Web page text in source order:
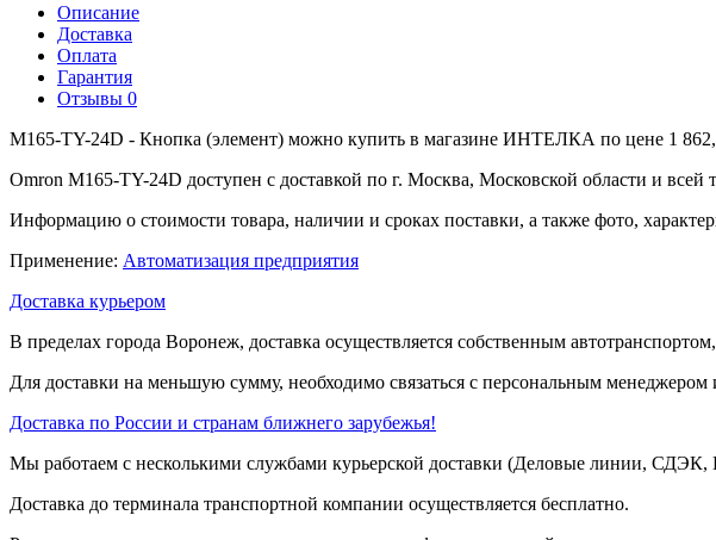
Описание
Доставка
Оплата
Гарантия
Отзывы 0
M165-TY-24D - Кнопка (элемент) можно купить в магазине ИНТЕЛКА по цене 1
Omron M165-TY-24D доступен с доставкой по г. Москва, Московской области и всей
Информацию о стоимости товара, наличии и сроках поставки, а также фото,
Применение: Автоматизация предприятия
Доставка курьером
В пределах города Воронеж, доставка осуществляется собственным
Для доставки на меньшую сумму, необходимо связаться с персональным менеджером
Доставка по России и странам ближнего зарубежья!
Мы работаем с несколькими службами курьерской доставки (Деловые линии,
Доставка до терминала транспортной компании осуществляется бесплатно.